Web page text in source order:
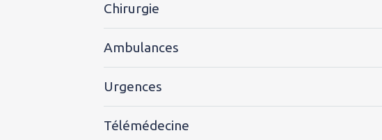
Chirurgie
Ambulances
Urgences
Télémédecine